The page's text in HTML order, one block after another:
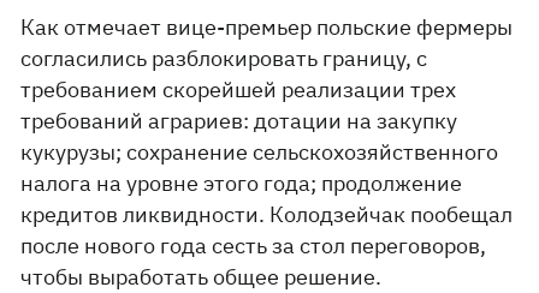
Как отмечает вице-премьер польские фермеры
согласились разблокировать границу, с
требованием скорейшей реализации трех
требований аграриев: дотации на закупку
кукурузы; сохранение сельскохозяйственного
налога на уровне этого года; продолжение
кредитов ликвидности. Колодзейчак пообещал
после нового года сесть за стол переговоров,
чтобы выработать общее решение.